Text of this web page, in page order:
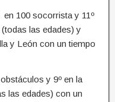
100 socorrista y 11º
las edades) y
y León con un tiempo
y 9º en la
las edades) con un